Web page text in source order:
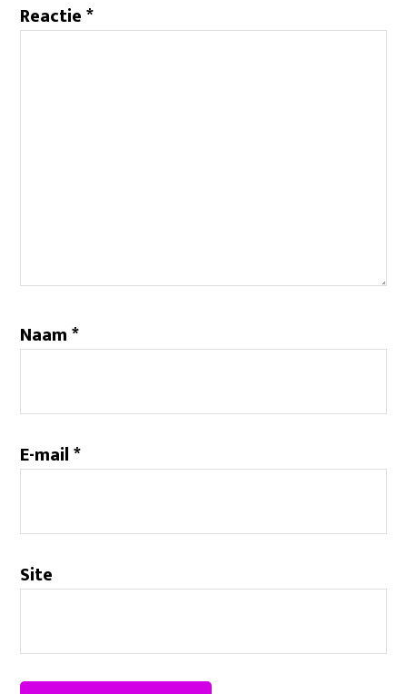
Reactie*
Naam*
E-mail*
Site